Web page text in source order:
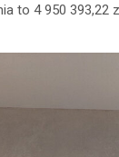
to 4 950 393,22